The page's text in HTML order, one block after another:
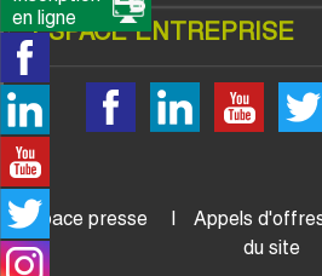
ESPACE ENTREPRISE
Espace presse Appels
du site
en ligne